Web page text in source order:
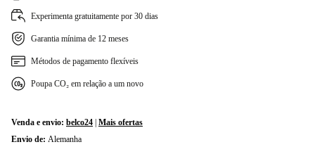
Experimenta gratuitamente por 30 dias
Garantia mínima de 12 meses
Métodos de pagamento flexíveis
Poupa CO₂ em relação a um novo
Venda e envio: belco24 Mais ofertas
Envio de: Alemanha